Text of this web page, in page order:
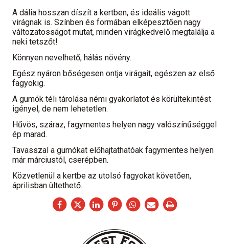
A dália hosszan díszít a kertben, és ideális vágott
virágnak is. Színben és formában elképesztően nagy
változatosságot mutat, minden virágkedvelő megtalálja a
neki tetszőt!
Könnyen nevelhető, hálás növény.
Egész nyáron bőségesen ontja virágait, egészen az első
fagyokig.
A gumók téli tárolása némi gyakorlatot és körültekintést
igényel, de nem lehetetlen.
Hűvös, száraz, fagymentes helyen nagy valószínűséggel
ép marad.
Tavasszal a gumókat előhajtathatóak fagymentes helyen
már márciustól, cserépben.
Közvetlenül a kertbe az utolsó fagyokat követően,
áprilisban ültethető.